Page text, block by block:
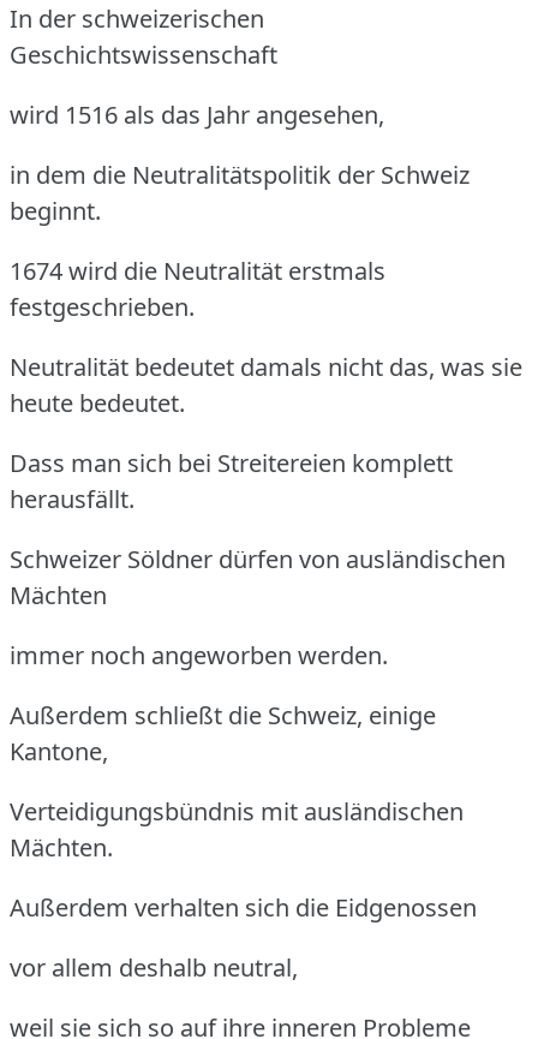
In der schweizerischen
Geschichtswissenschaft
wird 1516 als das Jahr angesehen,
in dem die Neutralitätspolitik der Schweiz
beginnt.
1674 wird die Neutralität erstmals
festgeschrieben.
Neutralität bedeutet damals nicht das, was sie
heute bedeutet.
Dass man sich bei Streitereien komplett
herausfällt.
Schweizer Söldner dürfen von ausländischen
Mächten
immer noch angeworben werden.
Außerdem schließt die Schweiz, einige
Kantone,
Verteidigungsbündnis mit ausländischen
Mächten.
Außerdem verhalten sich die Eidgenossen
vor allem deshalb neutral,
weil sie sich so auf ihre inneren Probleme